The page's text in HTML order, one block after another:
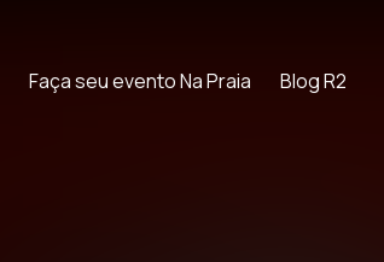
Faça seu evento Na Praia Blog R2